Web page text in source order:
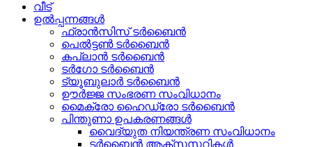
വീട്
ഉൽപ്പന്നങ്ങൾ
ഫ്രാൻസിസ് ടർബൈൻ
പെൽട്ടൺ ടർബൈൻ
കപ്ലാൻ ടർബൈൻ
ടർഗോ ടർബൈൻ
ട്യൂബുലാർ ടർബൈൻ
ഊർജ്ജ സംഭരണ ​​സംവിധാനം
മൈക്രോ ഹൈഡ്രോ ടർബൈൻ
പിന്തുണാ ഉപകരണങ്ങൾ
വൈദ്യുത നിയന്ത്രണ സംവിധാനം
ടർബൈൻ ആക്‌സസറികൾ